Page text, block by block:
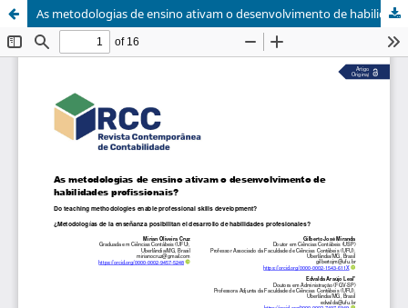
As metodologias de ensino ativam o desenvolvimento de habilidades profissionais?